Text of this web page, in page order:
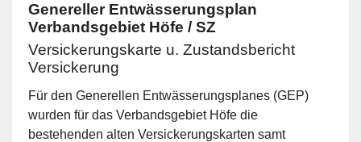
Genereller Entwässerungsplan
Verbandsgebiet Höfe / SZ
Versickerungskarte u. Zustandsbericht
Versickerung
Für den Generellen Entwässerungsplanes (GEP)
wurden für das Verbandsgebiet Höfe die
bestehenden alten Versickerungskarten samt